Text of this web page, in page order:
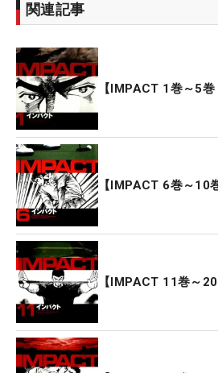
関連記事
【IMPACT 1巻～5
【IMPACT 6巻～10
【IMPACT 11巻～